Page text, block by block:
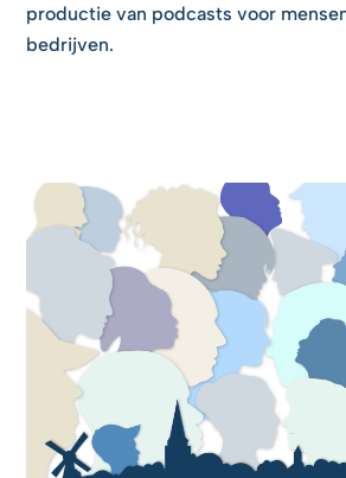
productie van podcasts voor
bedrijven.